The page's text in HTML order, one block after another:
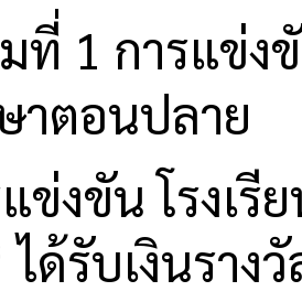
ที่ 1 การแข่
าตอนปลาย
ข่งขัน โรงเ
ด้รับเงินราง